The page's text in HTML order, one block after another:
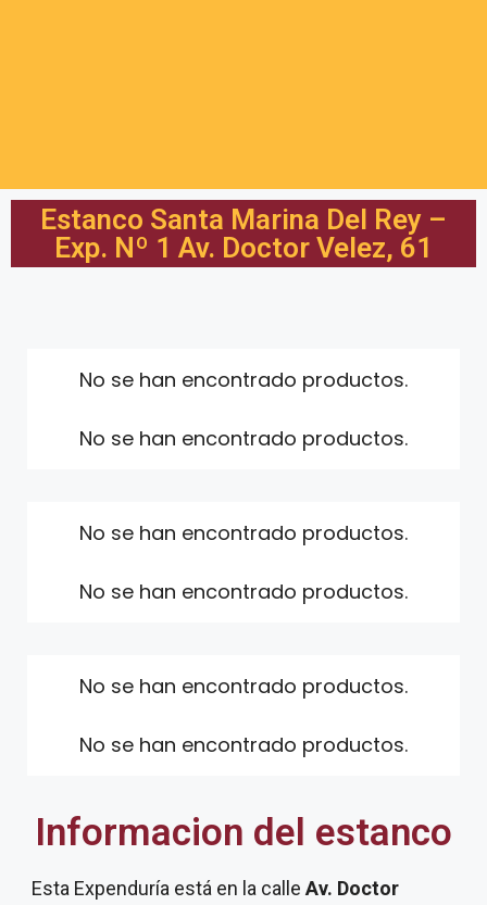
Estanco Santa Marina Del Rey –
Exp. Nº 1 Av. Doctor Velez, 61
No se han encontrado productos.
No se han encontrado productos.
No se han encontrado productos.
No se han encontrado productos.
No se han encontrado productos.
No se han encontrado productos.
Informacion del estanco
Esta Expenduría está en la calle Av. Doctor